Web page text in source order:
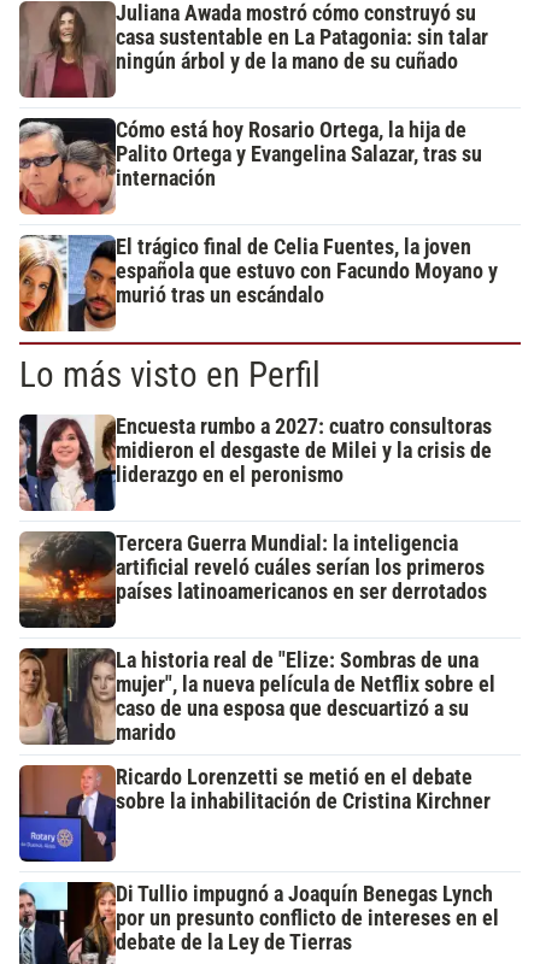
Juliana Awada mostró cómo construyó su
casa sustentable en La Patagonia: sin talar
ningún árbol y de la mano de su cuñado
Cómo está hoy Rosario Ortega, la hija de
Palito Ortega y Evangelina Salazar, tras su
internación
El trágico final de Celia Fuentes, la joven
española que estuvo con Facundo Moyano y
murió tras un escándalo
Lo más visto en Perfil
Encuesta rumbo a 2027: cuatro consultoras
midieron el desgaste de Milei y la crisis de
liderazgo en el peronismo
Tercera Guerra Mundial: la inteligencia
artificial reveló cuáles serían los primeros
países latinoamericanos en ser derrotados
La historia real de "Elize: Sombras de una
mujer", la nueva película de Netflix sobre el
caso de una esposa que descuartizó a su
marido
Ricardo Lorenzetti se metió en el debate
sobre la inhabilitación de Cristina Kirchner
Di Tullio impugnó a Joaquín Benegas Lynch
por un presunto conflicto de intereses en el
debate de la Ley de Tierras